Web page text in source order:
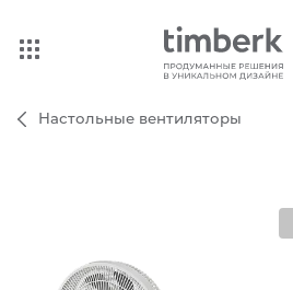
Настольные вентиляторы